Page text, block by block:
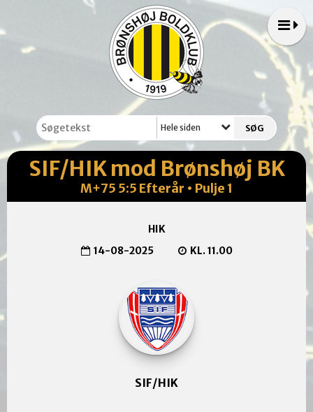
Hele siden
SIF/HIK mod Brønshøj BK
M+75 5:5 Efterår • Pulje 1
HIK
14-08-2025
KL. 11.00
SIF/HIK